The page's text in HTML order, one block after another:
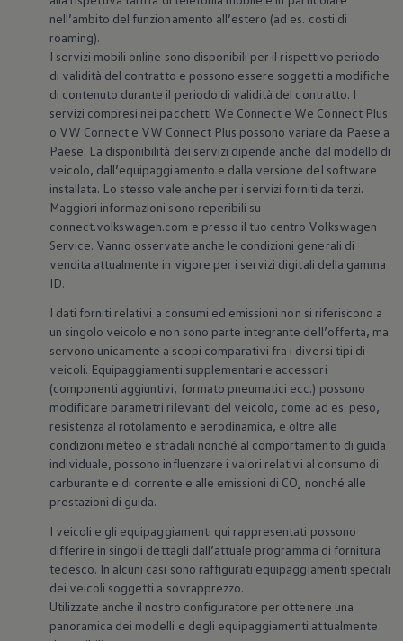
nell’ambito del funzionamento all’estero (ad es. costi di
roaming).
I servizi mobili online sono disponibili per il rispettivo periodo
di validità del contratto e possono essere soggetti a modifiche
di contenuto durante il periodo di validità del contratto. I
servizi compresi nei pacchetti We Connect e We Connect Plus
o VW Connect e VW Connect Plus possono variare da Paese a
Paese. La disponibilità dei servizi dipende anche dal modello di
veicolo, dall’equipaggiamento e dalla versione del software
installata. Lo stesso vale anche per i servizi forniti da terzi.
Maggiori informazioni sono reperibili su
connect.volkswagen.com e presso il tuo centro Volkswagen
Service. Vanno osservate anche le condizioni generali di
vendita attualmente in vigore per i servizi digitali della gamma
ID.
I dati forniti relativi a consumi ed emissioni non si riferiscono a
un singolo veicolo e non sono parte integrante dell’offerta, ma
servono unicamente a scopi comparativi fra i diversi tipi di
veicoli. Equipaggiamenti supplementari e accessori
(componenti aggiuntivi, formato pneumatici ecc.) possono
modificare parametri rilevanti del veicolo, come ad es. peso,
resistenza al rotolamento e aerodinamica, e oltre alle
condizioni meteo e stradali nonché al comportamento di guida
individuale, possono influenzare i valori relativi al consumo di
carburante e di corrente e alle emissioni di CO₂ nonché alle
prestazioni di guida.
I veicoli e gli equipaggiamenti qui rappresentati possono
differire in singoli dettagli dall’attuale programma di fornitura
tedesco. In alcuni casi sono raffigurati equipaggiamenti speciali
dei veicoli soggetti a sovrapprezzo.
Utilizzate anche il nostro configuratore per ottenere una
panoramica dei modelli e degli equipaggiamenti attualmente